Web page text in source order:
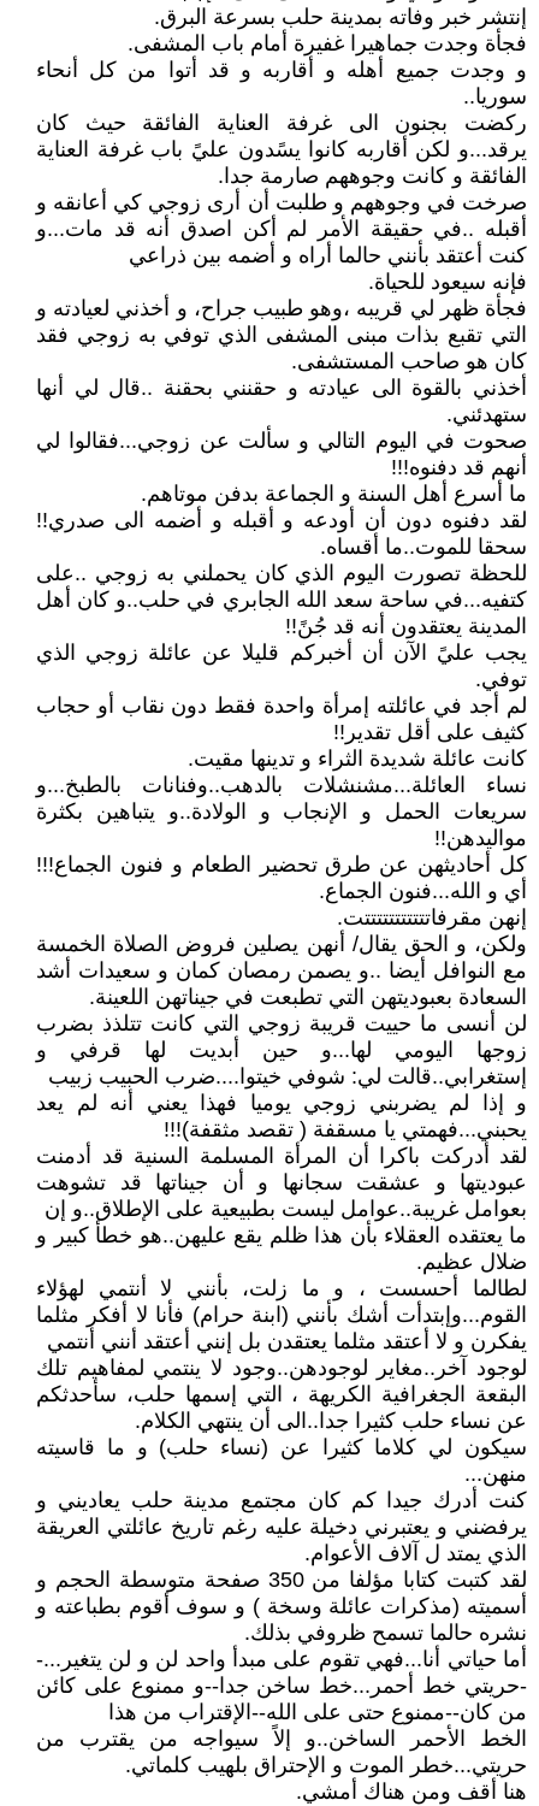
إنتشر خبر وفاته بمدينة حلب بسرعة البرق.
فجأة وجدت جماهيرا غفيرة أمام باب المشفى.
و وجدت جميع أهله و أقاربه و قد أتوا من كل أنحاء
سوريا..
ركضت بجنون الى غرفة العناية الفائقة حيث كان
يرقد...و لكن أقاربه كانوا يسًدون عليً باب غرفة العناية
الفائقة و كانت وجوههم صارمة جدا.
صرخت في وجوههم و طلبت أن أرى زوجي كي أعانقه و
أقبله ..في حقيقة الأمر لم أكن اصدق أنه قد مات...و
كنت أعتقد بأنني حالما أراه و أضمه بين ذراعي
فإنه سيعود للحياة.
فجأة ظهر لي قريبه ،وهو طبيب جراح، و أخذني لعيادته و
التي تقبع بذات مبنى المشفى الذي توفي به زوجي فقد
كان هو صاحب المستشفى.
أخذني بالقوة الى عيادته و حقنني بحقنة ..قال لي أنها
ستهدئني.
صحوت في اليوم التالي و سألت عن زوجي...فقالوا لي
أنهم قد دفنوه!!!
ما أسرع أهل السنة و الجماعة بدفن موتاهم.
لقد دفنوه دون أن أودعه و أقبله و أضمه الى صدري!!
سحقا للموت..ما أقساه.
للحظة تصورت اليوم الذي كان يحملني به زوجي ..على
كتفيه...في ساحة سعد الله الجابري في حلب..و كان أهل
المدينة يعتقدون أنه قد جُنً!!
يجب عليً الآن أن أخبركم قليلا عن عائلة زوجي الذي
توفي.
لم أجد في عائلته إمرأة واحدة فقط دون نقاب أو حجاب
كثيف على أقل تقدير!!
كانت عائلة شديدة الثراء و تدينها مقيت.
نساء العائلة...مشنشلات بالدهب..وفنانات بالطبخ...و
سريعات الحمل و الإنجاب و الولادة..و يتباهين بكثرة
مواليدهن!!
كل أحاديثهن عن طرق تحضير الطعام و فنون الجماع!!!
أي و الله...فنون الجماع.
إنهن مقرفاتتتتتتتتتتتت.
ولكن، و الحق يقال/ أنهن يصلين فروض الصلاة الخمسة
مع النوافل أيضا ..و يصمن رمصان كمان و سعيدات أشد
السعادة بعبوديتهن التي تطبعت في جيناتهن اللعينة.
لن أنسى ما حييت قريبة زوجي التي كانت تتلذذ بضرب
زوجها اليومي لها...و حين أبديت لها قرفي و
إستغرابي..قالت لي: شوفي خيتوا....ضرب الحبيب زبيب
و إذا لم يضربني زوجي يوميا فهذا يعني أنه لم يعد
يحبني...فهمتي يا مسقفة ( تقصد مثقفة)!!!
لقد أدركت باكرا أن المرأة المسلمة السنية قد أدمنت
عبوديتها و عشقت سجانها و أن جيناتها قد تشوهت
بعوامل غريبة..عوامل ليست بطبيعية على الإطلاق..و إن
ما يعتقده العقلاء بأن هذا ظلم يقع عليهن..هو خطأ كبير و
ضلال عظيم.
لطالما أحسست ، و ما زلت، بأنني لا أنتمي لهؤلاء
القوم...وإبتدأت أشك بأنني (ابنة حرام) فأنا لا أفكر مثلما
يفكرن و لا أعتقد مثلما يعتقدن بل إنني أعتقد أنني أنتمي
لوجود آخر..مغاير لوجودهن..وجود لا ينتمي لمفاهيم تلك
البقعة الجغرافية الكريهة ، التي إسمها حلب، سأحدثكم
عن نساء حلب كثيرا جدا..الى أن ينتهي الكلام.
سيكون لي كلاما كثيرا عن (نساء حلب) و ما قاسيته
منهن...
كنت أدرك جيدا كم كان مجتمع مدينة حلب يعاديني و
يرفضني و يعتبرني دخيلة عليه رغم تاريخ عائلتي العريقة
الذي يمتد ل آلاف الأعوام.
لقد كتبت كتابا مؤلفا من 350 صفحة متوسطة الحجم و
أسميته (مذكرات عائلة وسخة ) و سوف أقوم بطباعته و
نشره حالما تسمح ظروفي بذلك.
أما حياتي أنا...فهي تقوم على مبدأ واحد لن و لن يتغير...-
-حريتي خط أحمر...خط ساخن جدا--و ممنوع على كائن
من كان--ممنوع حتى على الله--الإقتراب من هذا
الخط الأحمر الساخن..و إلاً سيواجه من يقترب من
حريتي...خطر الموت و الإحتراق بلهيب كلماتي.
هنا أقف ومن هناك أمشي.